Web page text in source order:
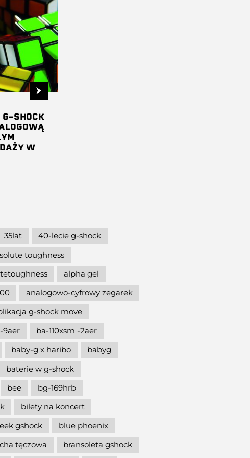
G-SHOCK
W
35lat
40-lecie g-shock
toughness
alpha gel
analogowo-cyfrowy zegarek
g-shock move
9aer
ba-110xsm -2aer
baby-g x haribo
babyg
baterie w g-shock
bee
bg-169hrb
bilety na koncert
gshock
blue phoenix
tęczowa
bransoleta gshock